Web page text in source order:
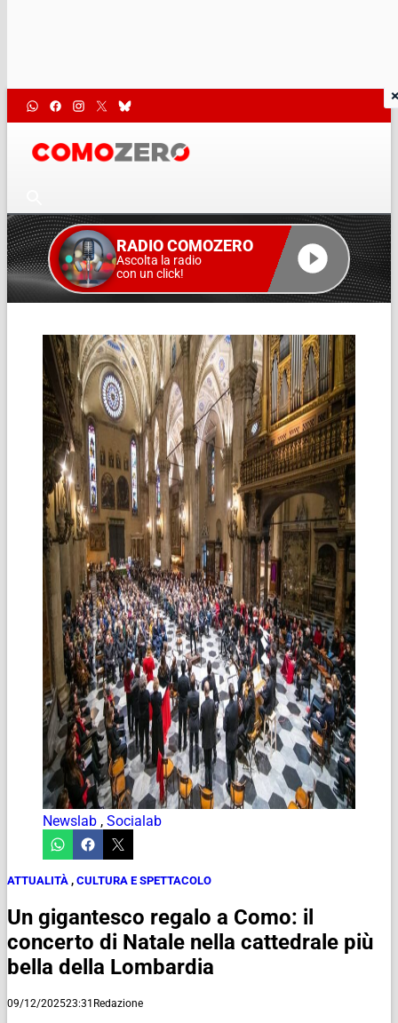
RADIO COMOZERO
Ascolta la radio
con un click!
Newslab , Socialab
ATTUALITÀ , CULTURA E SPETTACOLO
Un gigantesco regalo a Como: il
concerto di Natale nella cattedrale più
bella della Lombardia
09/12/202523:31 Redazione